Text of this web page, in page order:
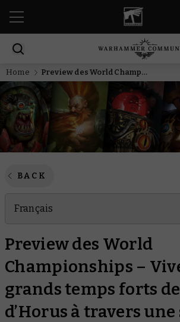
Home Preview des World Championships – Vivez les plus grands temps forts de l’Hérésie d’Horus à travers une sélection de titres choisis
BACK
Français
Preview des World
Championships –
grands temps forts de
d’Horus à travers